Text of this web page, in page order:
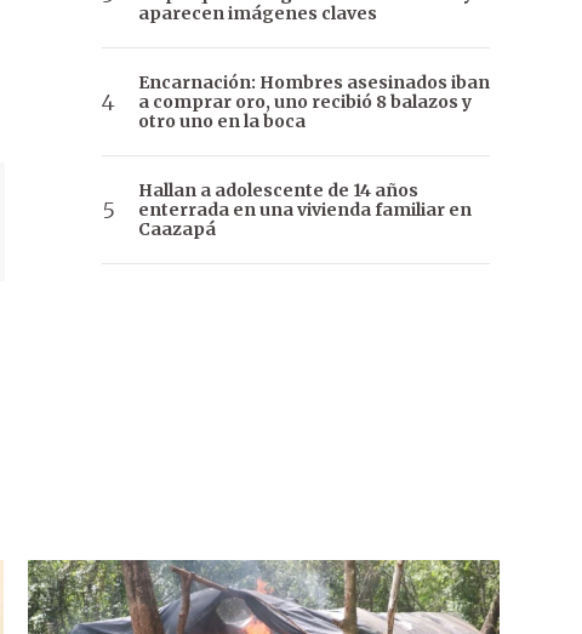
aparecen imágenes claves
Encarnación: Hombres asesinados iban
a comprar oro, uno recibió 8 balazos y
otro uno en la boca
Hallan a adolescente de 14 años
enterrada en una vivienda familiar en
Caazapá